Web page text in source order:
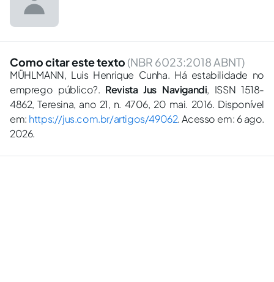
Como citar este texto (NBR 6023:2018 ABNT)
MÜHLMANN, Luis Henrique Cunha. Há estabilidade no
emprego público?. Revista Jus Navigandi, ISSN 1518-
4862, Teresina, ano 21, n. 4706, 20 mai. 2016. Disponível
em: https://jus.com.br/artigos/49062. Acesso em: 6 ago.
2026.